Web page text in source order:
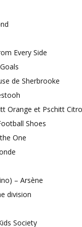
Every Side
de Sherbrooke
Orange et Pschitt
Shoes
One
– Arsène
division
Society